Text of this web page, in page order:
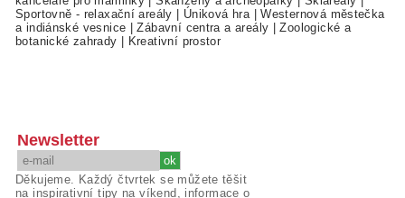
Sportovně - relaxační areály
Úniková hra |Westernová městečka
a indiánské vesnice |Zábavní centra a areály |Zoologické a
botanické zahrady
Kreativní prostor
Newsletter
Děkujeme. Každý čtvrtek se můžete těšit
na inspirativní tipy na víkend, informace o